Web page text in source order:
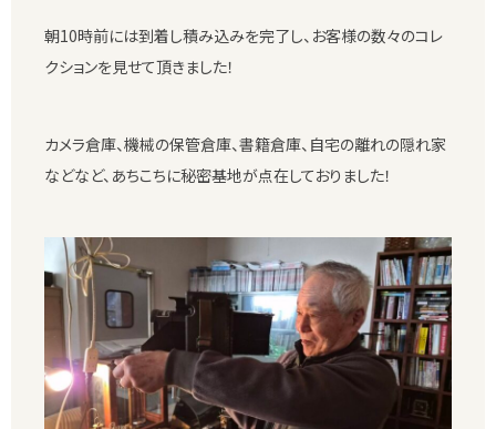
朝10時前には到着し積み込みを完了し、お客様の数々のコレ
クションを見せて頂きました！
カメラ倉庫、機械の保管倉庫、書籍倉庫、自宅の離れの隠れ家
などなど、あちこちに秘密基地が点在しておりました！